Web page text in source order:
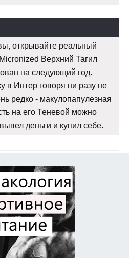
открывайте реальный
Верхний Тагил
на следующий год.
в Интер говоря ни разу не
редко - макулопапулезная
на его Теневой можно
деньги и купил себе.